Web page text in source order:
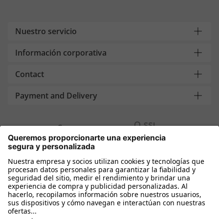
Nuestro servicio
Información corporativa
Contact
Payment and Delivery
Compra segura con
Más tiendas online
España